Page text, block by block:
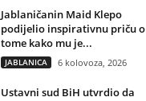
Jablaničanin Maid Klepo
podijelio inspirativnu priču o
tome kako mu je...
JABLANICA 6 kolovoza, 2026
Ustavni sud BiH utvrdio da